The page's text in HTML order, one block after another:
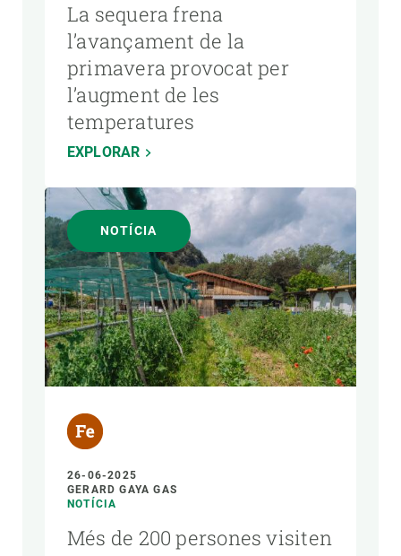
La sequera frena
l’avançament de la
primavera provocat per
l’augment de les
temperatures
EXPLORAR
NOTÍCIA
26-06-2025
GERARD GAYA GAS
NOTÍCIA
Més de 200 persones visiten